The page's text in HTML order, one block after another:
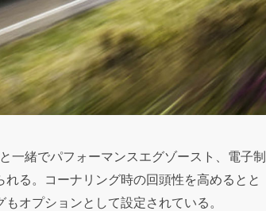
一緒でパフォーマンスエグゾースト、電子制
る。コーナリング時の回頭性を高めるとと
オプションとして設定されている。